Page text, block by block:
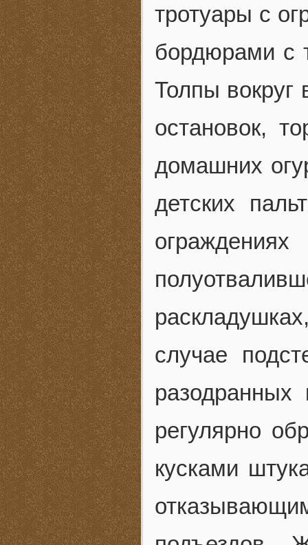
тротуары с
бордюрами с
Толпы вокруг
остановок,
домашних
детских
случае
регулярно
кусками